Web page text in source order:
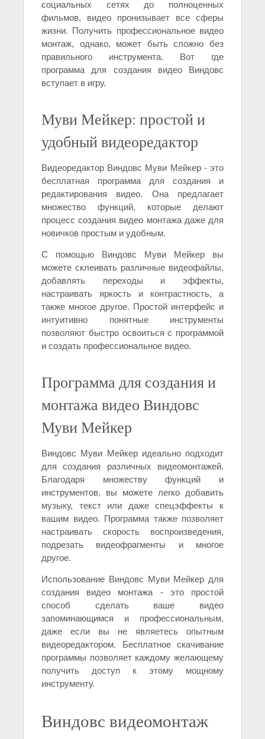
социальных сетях до полноценных
фильмов, видео пронизывает все сферы
жизни. Получить профессиональное видео
монтаж, однако, может быть сложно без
правильного инструмента. Вот где
программа для создания видео Виндовс
вступает в игру.
Муви Мейкер: простой и
удобный видеоредактор
Видеоредактор Виндовс Муви Мейкер - это
бесплатная программа для создания и
редактирования видео. Она предлагает
множество функций, которые делают
процесс создания видео монтажа даже для
новичков простым и удобным.
С помощью Виндовс Муви Мейкер вы
можете склеивать различные видеофайлы,
добавлять переходы и эффекты,
настраивать яркость и контрастность, а
также многое другое. Простой интерфейс и
интуитивно понятные инструменты
позволяют быстро освоиться с программой
и создать профессиональное видео.
Программа для создания и
монтажа видео Виндовс
Муви Мейкер
Виндовс Муви Мейкер идеально подходит
для создания различных видеомонтажей.
Благодаря множеству функций и
инструментов, вы можете легко добавить
музыку, текст или даже спецэффекты к
вашим видео. Программа также позволяет
настраивать скорость воспроизведения,
подрезать видеофрагменты и многое
другое.
Использование Виндовс Муви Мейкер для
создания видео монтажа - это простой
способ сделать ваше видео
запоминающимся и профессиональным,
даже если вы не являетесь опытным
видеоредактором. Бесплатное скачивание
программы позволяет каждому желающему
получить доступ к этому мощному
инструменту.
Виндовс видеомонтаж